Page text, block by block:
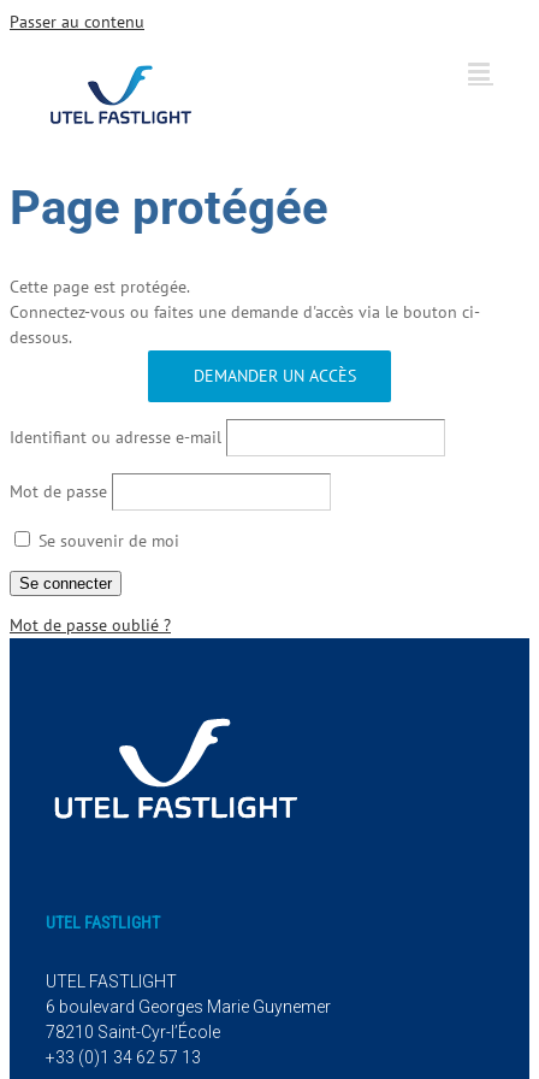
Passer au contenu
Page protégée
Cette page est protégée.
Connectez-vous ou faites une demande d'accès via le bouton ci-
dessous.
DEMANDER UN ACCÈS
Identifiant ou adresse e-mail
Mot de passe
Se souvenir de moi
Mot de passe oublié ?
UTEL FASTLIGHT
UTEL FASTLIGHT
6 boulevard Georges Marie Guynemer
78210 Saint-Cyr-l’École
+33 (0)1 34 62 57 13